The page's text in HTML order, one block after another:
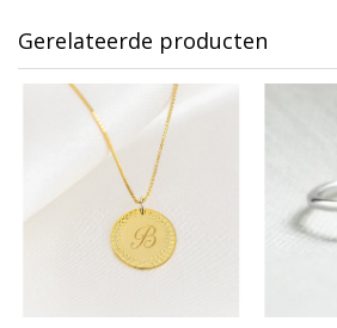
Gerelateerde producten